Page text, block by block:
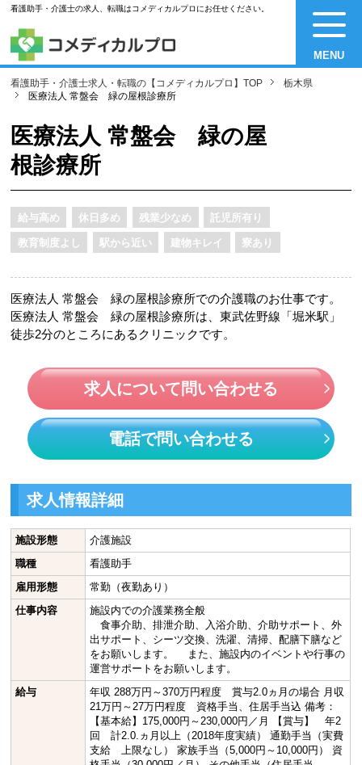
看護助手・介護士の求人、転職はコメディカルプロにお任せください。
MENU
看護助手・介護士求人・転職の【コメディカルプロ】TOP
栃木県
医療法人 常盤会 緑の屋根診療所
医療法人 常盤会 緑の屋
根診療所
給与高め 休日多め 残業少なめ 託児所有り
教育制度よし 駅から近い 建物キレイ 寮あり
医療法人 常盤会 緑の屋根診療所での介護職のお仕事です。
医療法人 常盤会 緑の屋根診療所は、東武佐野線「堀米駅」
徒歩2分のところにあるクリニックです。
求人について問い合わせる
電話で問い合わせる
求人情報詳細
施設形態
介護施設
職種
看護助手
雇用形態
常勤（夜勤あり）
仕事内容
施設内での介護業務全般
食事介助、排泄介助、入浴介助、介助サポート、外
出サポート、シーツ交換、洗濯、清掃、配膳下膳など
をお願いします。 また、施設内のイベントや行事の
運営サポートをお願いします。
給与
年収 288万円～370万円程度 賞与2.0ヵ月の場合 月収
21万円～27万円程度 資格手当、住居手当込 備考：
【基本給】175,000円～230,000円／月 【賞与】 年2
回 計2.0.ヵ月以上（2018年度実績） 通勤手当（実費
支給 上限なし） 家族手当（5,000円～10,000円） 資